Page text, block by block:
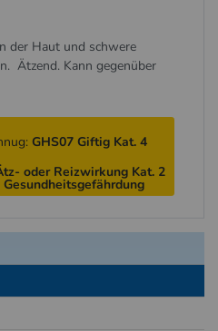
der Haut und schwere
Ätzend. Kann gegenüber
GHS07 Giftig Kat. 4
oder Reizwirkung Kat. 2